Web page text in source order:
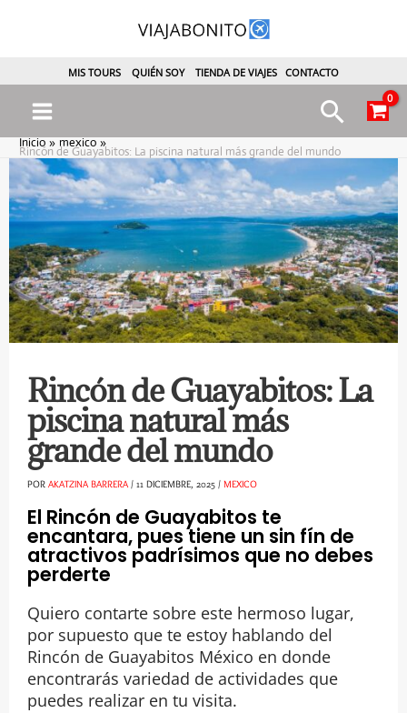
MIS TOURS QUIÉN SOY TIENDA DE VIAJES CONTACTO
Main
Menu
Inicio mexico
Rincón de Guayabitos: La piscina natural más grande del mundo
Rincón de Guayabitos: La
piscina natural más
grande del mundo
POR AKATZINA BARRERA / 11 DICIEMBRE, 2025 / MEXICO
El Rincón de Guayabitos te
encantara, pues tiene un sin fín de
atractivos padrísimos que no debes
perderte
Quiero contarte sobre este hermoso lugar,
por supuesto que te estoy hablando del
Rincón de Guayabitos México en donde
encontrarás variedad de actividades que
puedes realizar en tu visita.